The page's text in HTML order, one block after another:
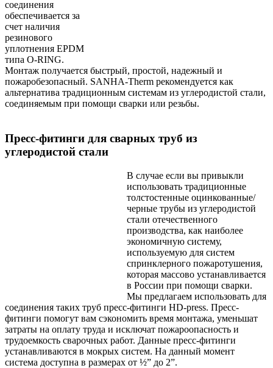
соединения
обеспечивается за
счет наличия
резинового
уплотнения EPDM
типа O-RING.
Монтаж получается быстрый, простой, надежный и
пожаробезопасный. SANHA-Therm рекомендуется как
альтернатива традиционным системам из углеродистой стали,
соединяемым при помощи сварки или резьбы.
Пресс-фитинги для сварных труб из
углеродистой стали
В случае если вы привыкли
использовать традиционные
толстостенные оцинкованные/
черные трубы из углеродистой
стали отечественного
производства, как наиболее
экономичную систему,
используемую для систем
спринклерного пожаротушения,
которая массово устанавливается
в России при помощи сварки.
Мы предлагаем использовать для
соединения таких труб пресс-фитинги HD-press. Пресс-
фитинги помогут вам сэкономить время монтажа, уменьшат
затраты на оплату труда и исключат пожароопасность и
трудоемкость сварочных работ. Данные пресс-фитинги
устанавливаются в мокрых систем. На данный момент
система доступна в размерах от ½” до 2”.